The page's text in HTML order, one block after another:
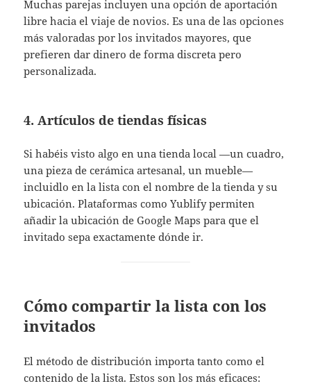
Muchas parejas incluyen una opción de aportación
libre hacia el viaje de novios. Es una de las opciones
más valoradas por los invitados mayores, que
prefieren dar dinero de forma discreta pero
personalizada.
4. Artículos de tiendas físicas
Si habéis visto algo en una tienda local —un cuadro,
una pieza de cerámica artesanal, un mueble—
incluidlo en la lista con el nombre de la tienda y su
ubicación. Plataformas como Yublify permiten
añadir la ubicación de Google Maps para que el
invitado sepa exactamente dónde ir.
Cómo compartir la lista con los
invitados
El método de distribución importa tanto como el
contenido de la lista. Estos son los más eficaces: